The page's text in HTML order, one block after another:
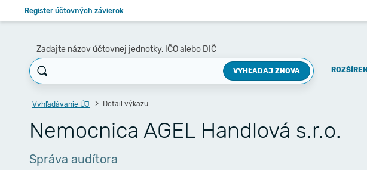
Register účtovných závierok
Zadajte názov účtovnej jednotky, IČO alebo DIČ
VYHĽADAJ ZNOVA
Vyhľadávanie ÚJ Detail výkazu
Nemocnica AGEL Handlová s.r.o.
Správa audítora